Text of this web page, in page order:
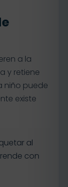
a la
y retiene
niño puede
existe
al
con